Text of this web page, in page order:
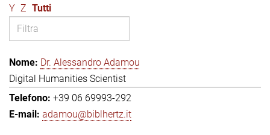
Y Z Tutti
Dr. Alessandro Adamou
Digital Humanities Scientist
+39 06 69993-292
adamou@biblhertz.it